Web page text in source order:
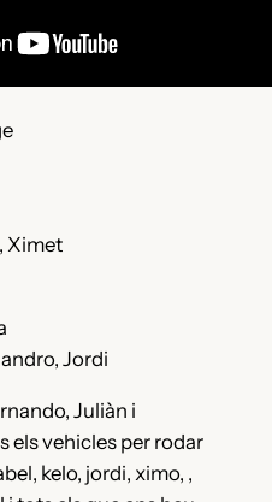
Ximet
Jordi
Juliàn i
els vehicles per rodar
kelo, jordi, ximo, ,